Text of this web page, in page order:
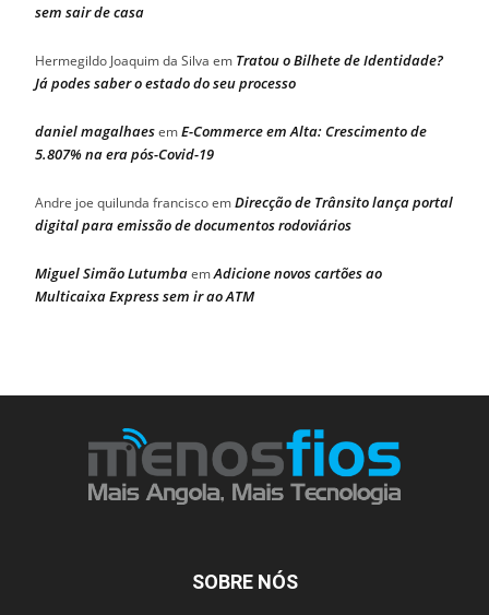
sem sair de casa
Hermegildo Joaquim da Silva em Tratou o Bilhete de Identidade?
Já podes saber o estado do seu processo
daniel magalhaesemE-Commerce em Alta: Crescimento de
5.807% na era pós-Covid-19
Andre joe quilunda franciscoemDirecção de Trânsito lança portal
digital para emissão de documentos rodoviários
Miguel Simão LutumbaemAdicione novos cartões ao
Multicaixa Express sem ir ao ATM
SOBRE NÓS